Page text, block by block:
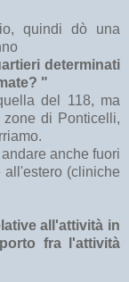
quindi dò una
determinati
"
del 118, ma
di Ponticelli,
anche fuori
(cliniche
all'attività in
fra l'attività